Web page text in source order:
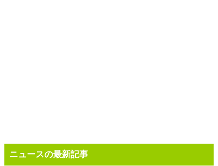
ニュースの最新記事